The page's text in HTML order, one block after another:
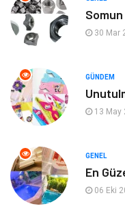
Alışveriş
Organizasyon
Tatil
Turizm
30 Mar
GÜNDEM
13 May
GENEL
En
06 Eki